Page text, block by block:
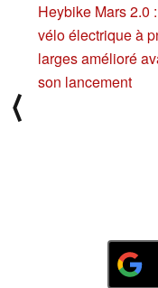
09/27/2023
⟨
Heybike Mars 2.0
vélo électrique à
larges amélioré
son lancement